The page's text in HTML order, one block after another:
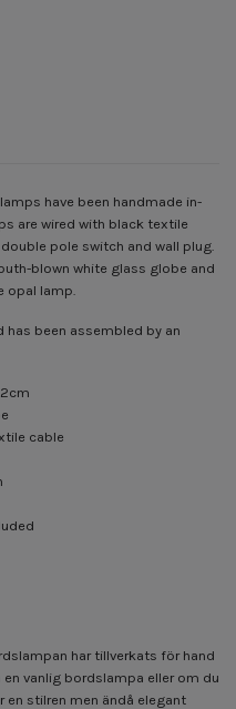
have been handmade in-
are wired with black textile
pole switch and wall plug.
blown white glass globe and
opal lamp.
has been assembled by an
cable
har tillverkats för hand
vanlig bordslampa eller om du
en stilren men ändå elegant